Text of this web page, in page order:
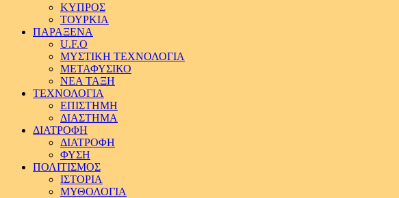
ΚΥΠΡΟΣ
ΤΟΥΡΚΙΑ
ΠΑΡΑΞΕΝΑ
U.F.O
ΜΥΣΤΙΚΗ ΤΕΧΝΟΛΟΓΙΑ
ΜΕΤΑΦΥΣΙΚΟ
ΝΕΑ ΤΑΞΗ
ΤΕΧΝΟΛΟΓΙΑ
ΕΠΙΣΤΗΜΗ
ΔΙΑΣΤΗΜΑ
ΔΙΑΤΡΟΦΗ
ΔΙΑΤΡΟΦΗ
ΦΥΣΗ
ΠΟΛΙΤΙΣΜΟΣ
ΙΣΤΟΡΙΑ
ΜΥΘΟΛΟΓΙΑ